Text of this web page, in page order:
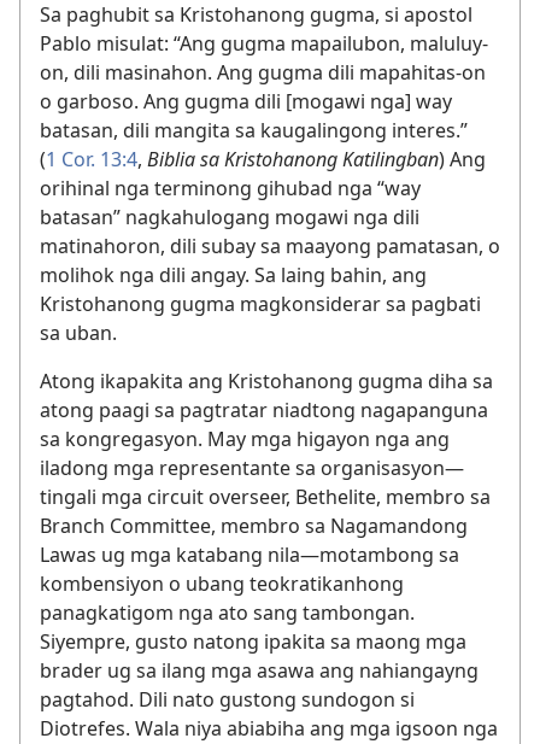
Sa paghubit sa Kristohanong gugma, si apostol
Pablo misulat: “Ang gugma mapailubon, maluluy-
on, dili masinahon. Ang gugma dili mapahitas-on
o garboso. Ang gugma dili [mogawi nga] way
batasan, dili mangita sa kaugalingong interes.”
(1 Cor. 13:4, Biblia sa Kristohanong Katilingban) Ang
orihinal nga terminong gihubad nga “way
batasan” nagkahulogang mogawi nga dili
matinahoron, dili subay sa maayong pamatasan, o
molihok nga dili angay. Sa laing bahin, ang
Kristohanong gugma magkonsiderar sa pagbati
sa uban.
Atong ikapakita ang Kristohanong gugma diha sa
atong paagi sa pagtratar niadtong nagapanguna
sa kongregasyon. May mga higayon nga ang
iladong mga representante sa organisasyon—
tingali mga circuit overseer, Bethelite, membro sa
Branch Committee, membro sa Nagamandong
Lawas ug mga katabang nila—motambong sa
kombensiyon o ubang teokratikanhong
panagkatigom nga ato sang tambongan.
Siyempre, gusto natong ipakita sa maong mga
brader ug sa ilang mga asawa ang nahiangayng
pagtahod. Dili nato gustong sundogon si
Diotrefes. Wala niya abiabiha ang mga igsoon nga